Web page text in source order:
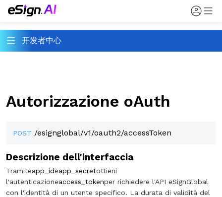
开发者中心
Autorizzazione oAuth
POST /esignglobal/v1/oauth2/accessToken
Descrizione dell'interfaccia
Tramiteapp_ideapp_secretottieni
l'autenticazioneaccess_tokenper richiedere l'API eSignGlobal
con l'identità di un utente specifico. La durata di validità del